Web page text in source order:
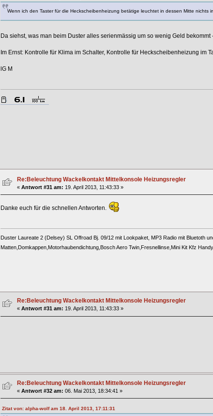
Wenn ich den Taster für die Heckscheibenheizung betätige leuchtet in dessen Mitte nichts
Da siehst, was man beim Duster alles serienmässig um so wenig Geld
Im Ernst: Kontrolle für Klima im Schalter, Kontrolle für Heckscheibenheizung im
lG M
Re:Beleuchtung Wackelkontakt Mittelkonsole Heizungsregler
« Antwort #31 am: 19. April 2013, 11:43:33 »
Danke euch für die schnellen Antworten.
Duster Laureate 2 (Delsey) SL Offroad Bj. 09/12 mit Lookpaket, MP3 Radio mit Bluetoth
Matten,Domkappen,Motorhaubendichtung,Bosch Aero Twin,Fresnellinse,Mini Kit Kfz
Re:Beleuchtung Wackelkontakt Mittelkonsole Heizungsregler
« Antwort #31 am: 19. April 2013, 11:43:33 »
Re:Beleuchtung Wackelkontakt Mittelkonsole Heizungsregler
« Antwort #32 am: 06. Mai 2013, 18:34:41 »
Zitat von: alpha-wolf am 18. April 2013, 17:11:31